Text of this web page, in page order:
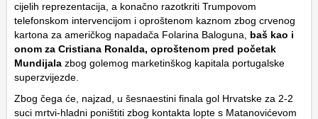
cijelih reprezentacija, a konačno razotkriti Trumpovom
telefonskom intervencijom i oproštenom kaznom zbog crvenog
kartona za američkog napadača Folarina Baloguna
baš kao i
onom za Cristiana Ronalda, oproštenom pred početak
Mundijala zbog golemog marketinškog kapitala portugalske
superzvijezde.
Zbog čega će, najzad, u šesnaestini finala gol Hrvatske za 2-2
suci mrtvi-hladni poništiti zbog kontakta lopte s Matanovićevom